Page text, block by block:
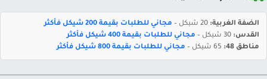
الضفة الغربية:
مجاني للطلبات بقيمة 200 شيكل فأكثر
القدس:
مجاني للطلبات بقيمة 400 شيكل فأكثر
مناطق 48:
مجاني للطلبات بقيمة 800 شيكل فأكثر